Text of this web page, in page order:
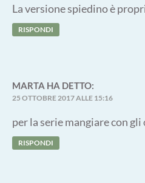
La versione spiedino è
RISPONDI
MARTA HA DETTO:
25 OTTOBRE 2017 ALLE 15:16
per la serie mangiare con gli
RISPONDI